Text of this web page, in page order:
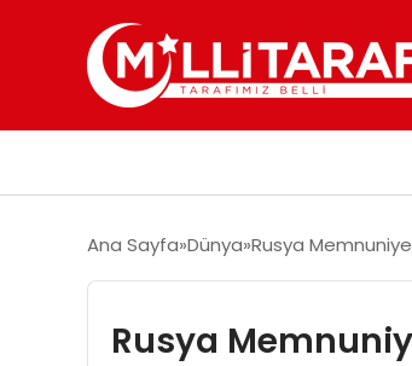
Ana Sayfa Dünya Rusya
Rusya